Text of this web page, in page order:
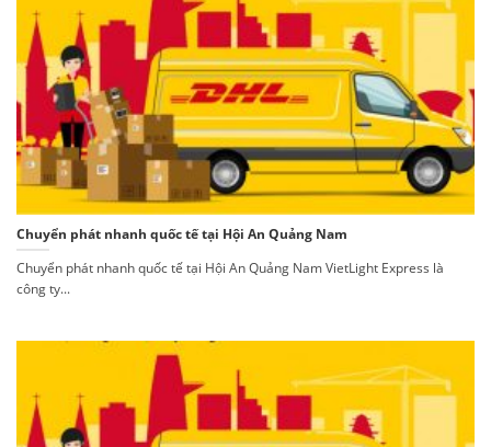
Chuyển phát nhanh quốc tế tại Hội An Quảng Nam
Chuyển phát nhanh quốc tế tại Hội An Quảng Nam VietLight Express là
công ty...